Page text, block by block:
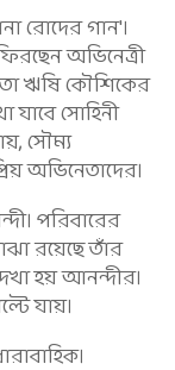
রোদের গান'।
অভিনেত্রী
ঋষি কৌশিকের
যাবে সোহিনী
সৌম্য
অভিনেতাদের।
পরিবারের
রয়েছে তাঁর
হয় আনন্দীর।
যায়।